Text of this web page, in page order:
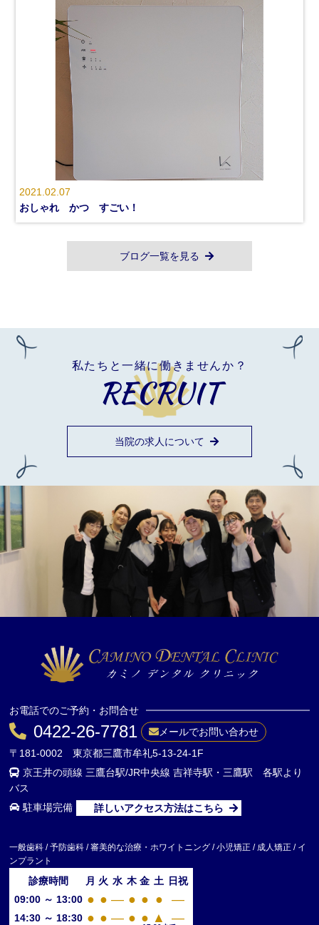
2021.02.07
おしゃれ かつ すごい！
ブログ一覧を見る
私たちと一緒に働きませんか？
RECRUIT
当院の求人について
お電話でのご予約・お問合せ
0422-26-7781
メールでお問い合わせ
〒181-0002 東京都三鷹市牟礼5-13-24-1F
京王井の頭線 三鷹台駅/JR中央線 吉祥寺駅・三鷹駅 各駅より
バス
駐車場完備
詳しいアクセス方法はこちら
一般歯科 / 予防歯科 / 審美的な治療・ホワイトニング / 小児矯正 / 成人矯正 / イ
ンプラント
診療時間 月 火 水 木 金 土
日祝
09:00 ～ 13:00 ● ● — ● ● ● —
14:30 ～ 18:30 ● ● — ● ● ▲ —